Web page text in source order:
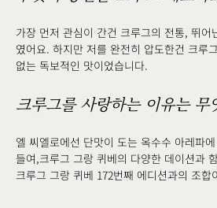
가장 먼저 관심이 간건 크루그의 전통, 뛰
였어요. 하지만 저를 완전히 압도한건 크루
없는 독보적인 맛이었습니다.
크루그를 사랑하는 이유는
엘 씨엘로에선 단맛이 도는 옥수수 아레파
들여,크루그 그랑 퀴베의 다양한 데이션과
크루그 그랑 퀴베 172번째 에디션과의 조